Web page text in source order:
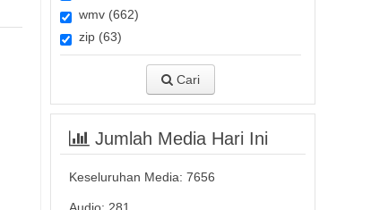
wmv (662)
zip (63)
Cari
Jumlah Media Hari Ini
Keseluruhan Media: 7656